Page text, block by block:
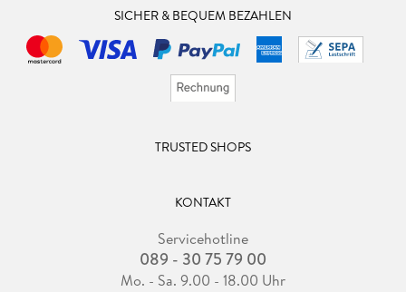
SICHER & BEQUEM BEZAHLEN
TRUSTED SHOPS
KONTAKT
Servicehotline
089 - 30 75 79 00
Mo. - Sa. 9.00 - 18.00 Uhr